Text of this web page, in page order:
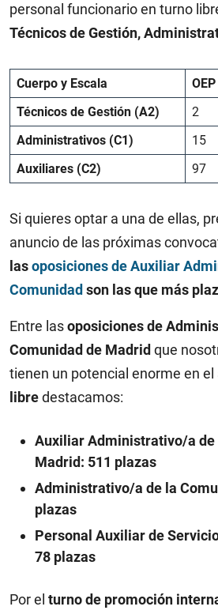
personal funcionario en turno
Técnicos de Gestión,
Cuerpo y Escala
Técnicos de Gestión (A2)
2
Administrativos (C1)
15
Auxiliares (C2)
97
Si quieres optar a una de ellas,
anuncio de las próximas
lasoposiciones de Auxiliar
Comunidad son las que más
Entre lasoposiciones de
Comunidad de Madrid que
tienen un potencial enorme en el
libredestacamos:
Auxiliar Administrativo/a de
Madrid: 511 plazas
Administrativo/a de la
plazas
Personal Auxiliar de
78 plazas
Por el turno de promoción